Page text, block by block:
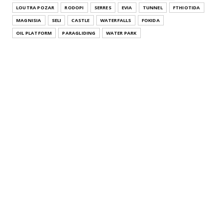
Μακεδονία Pa...
July 26, 2021
THESSALONIKI
LOUTRA POZAR
RODOPI SERRES EVIA TUNNEL
FTHIOTIDA
MAGNISIA
SELI CASTLE WATERFALLS
FOKIDA
OIL PLATFORM
PARAGLIDING WATER PARK